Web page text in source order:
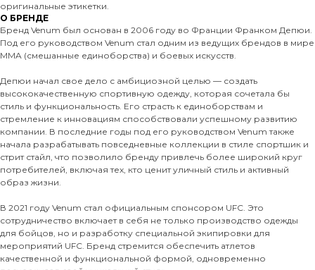
оригинальные этикетки.
О БРЕНДЕ
Бренд Venum был основан в 2006 году во Франции Франком Депюи.
Под его руководством Venum стал одним из ведущих брендов в мире
MMA (смешанные единоборства) и боевых искусств.
Депюи начал свое дело с амбициозной целью — создать
высококачественную спортивную одежду, которая сочетала бы
стиль и функциональность. Его страсть к единоборствам и
стремление к инновациям способствовали успешному развитию
компании. В последние годы под его руководством Venum также
начала разрабатывать повседневные коллекции в стиле спортшик и
стрит стайл, что позволило бренду привлечь более широкий круг
потребителей, включая тех, кто ценит уличный стиль и активный
образ жизни.
В 2021 году Venum стал официальным спонсором UFC. Это
сотрудничество включает в себя не только производство одежды
для бойцов, но и разработку специальной экипировки для
мероприятий UFC. Бренд стремится обеспечить атлетов
качественной и функциональной формой, одновременно